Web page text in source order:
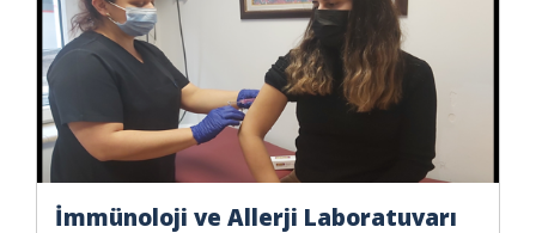
İmmünoloji ve Allerji Laboratuvarı